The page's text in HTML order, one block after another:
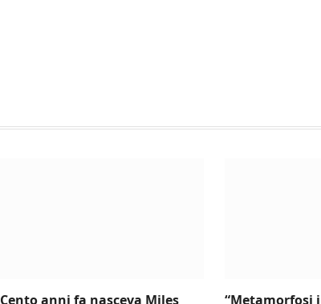
Cento anni fa nasceva Miles “Metamorfosi